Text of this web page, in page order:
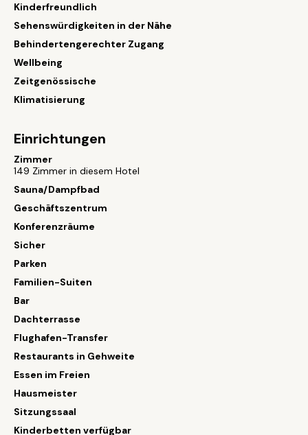
Kinderfreundlich
Sehenswürdigkeiten in der Nähe
Behindertengerechter Zugang
Wellbeing
Zeitgenössische
Klimatisierung
Einrichtungen
Zimmer
149 Zimmer in diesem Hotel
Sauna/Dampfbad
Geschäftszentrum
Konferenzräume
Sicher
Parken
Familien-Suiten
Bar
Dachterrasse
Flughafen-Transfer
Restaurants in Gehweite
Essen im Freien
Hausmeister
Sitzungssaal
Kinderbetten verfügbar